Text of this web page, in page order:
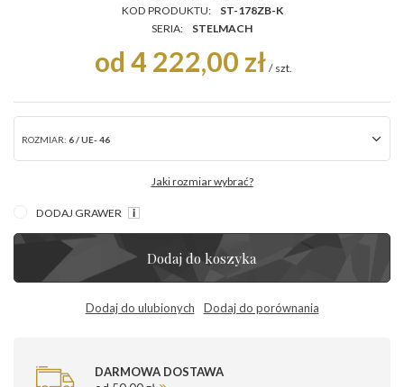
KOD PRODUKTU:
ST-178ZB-K
SERIA:
STELMACH
od 4 222,00 zł / szt.
ROZMIAR: 6 / UE- 46
Jaki rozmiar wybrać?
DODAJ GRAWER
Dodaj do koszyka
Dodaj do ulubionych Dodaj do porównania
DARMOWA DOSTAWA